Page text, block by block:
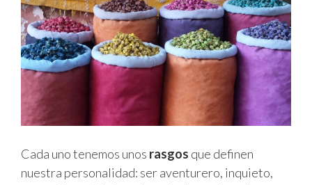
Cada uno tenemos unos rasgos que definen
nuestra personalidad: ser aventurero, inquieto,